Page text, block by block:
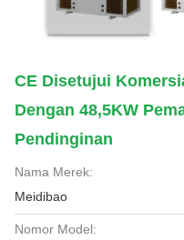
CE Disetujui
Dengan 48,5KW
Pendinginan
Nama Merek:
Meidibao
Nomor Model: